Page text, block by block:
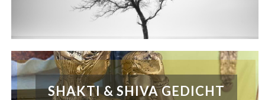
SHAKTI & SHIVA GEDICHT